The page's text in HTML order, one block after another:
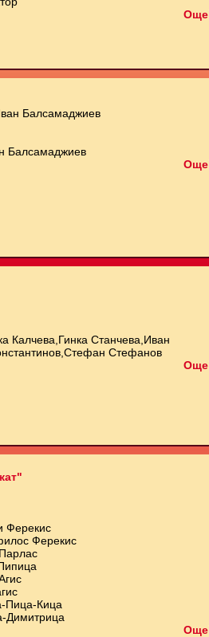
Още
Балсамаджиев
Балсамаджиев
Още
Калчева,Гинка Станчева,Иван
Стефанов
Още
Ферекис
Ферекис
Пица-Кица
Димитрица
Още